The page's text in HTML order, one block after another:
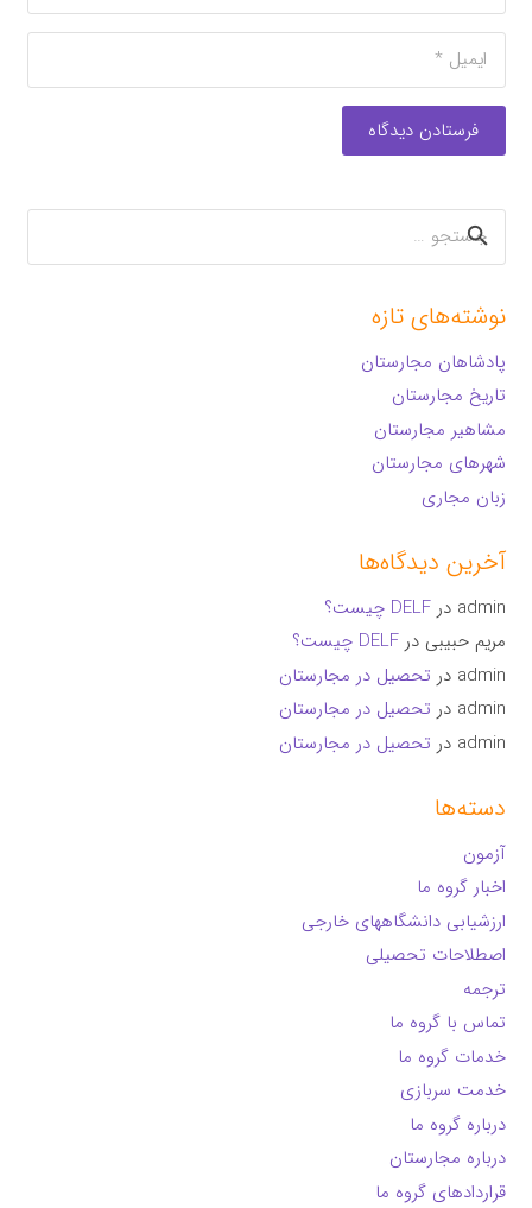
فرستادن دیدگاه
جستجو
برای:
نوشته‌های تازه
پادشاهان مجارستان
تاریخ مجارستان
مشاهیر مجارستان
شهرهای مجارستان
زبان مجاری
آخرین دیدگاه‌ها
admin درDELF چیست؟
مریم حبیبی درDELF چیست؟
admin در تحصیل در مجارستان
admin در تحصیل در مجارستان
admin در تحصیل در مجارستان
دسته‌ها
آزمون
اخبار گروه ما
ارزشیابی دانشگاههای خارجی
اصطلاحات تحصیلی
ترجمه
تماس با گروه ما
خدمات گروه ما
خدمت سربازی
درباره گروه ما
درباره مجارستان
قراردادهای گروه ما